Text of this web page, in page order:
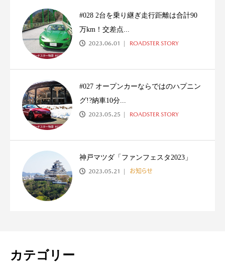
#028 2台を乗り継ぎ走行距離は合計90
万km！交差点...
2023.06.01 ROADSTER STORY
#027 オープンカーならではのハプニン
グ!?納車10分...
2023.05.25 ROADSTER STORY
神戸マツダ「ファンフェスタ2023」
2023.05.21 お知らせ
カテゴリー